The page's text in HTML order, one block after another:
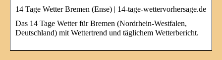
14 Tage Wetter Bremen (Ense) | 14-tage-wettervorhersage.de
Das 14 Tage Wetter für Bremen (Nordrhein-Westfalen,
Deutschland) mit Wettertrend und täglichem Wetterbericht.